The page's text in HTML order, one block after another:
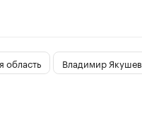
область Владимир Якушев